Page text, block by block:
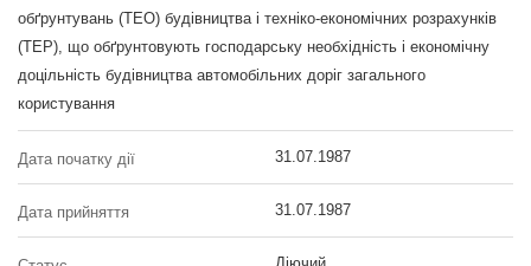
обґрунтувань (ТЕО) будівництва і техніко-економічних розрахунків
(ТЕР), що обґрунтовують господарську необхідність і економічну
доцільність будівництва автомобільних доріг загального
користування
Дата початку дії 31.07.1987
Дата прийняття 31.07.1987